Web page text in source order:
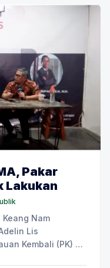
Pakar
Lakukan
Nam
Lis
Kembali (PK) ke